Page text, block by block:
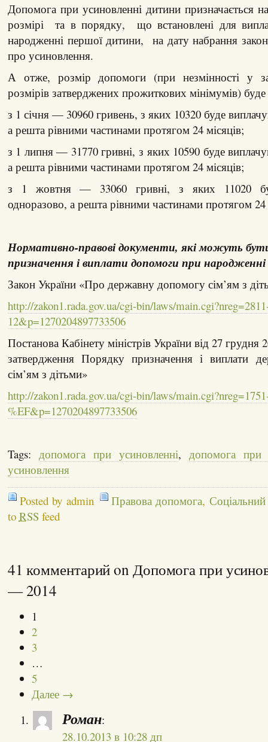
Допомога при усиновленні дитини
розмірі та в порядку, що встановлені для
народженні першої дитини, на дату набрання
про усиновлення.
А отже, розмір допомоги (при незмінності у
розмірів затверджених прожиткових мінімумів) буде
з 1 січня — 30960 гривень, з яких 10320 буде
а решта рівними частинами протягом 24 місяців;
з 1 липня — 31770 гривні, з яких 10590 буде
а решта рівними частинами протягом 24 місяців;
з 1 жовтня — 33060 гривні, з яких 11020
одноразово, а решта рівними частинами протягом 24
Нормативно-правові документи, які можуть
призначення і виплати допомоги при народженні
Закон України «Про державну допомогу сім’ям з
http://zakon1.rada.gov.ua/cgi-bin/laws/
12&p=1270204897733506
Постанова Кабінету міністрів України від 27
затвердження Порядку призначення і виплати
сім’ям з дітьми»
http://zakon1.rada.gov.ua/cgi-bin/laws/
%EF&p=1270204897733506
Tags: допомога при усиновленні, допомога при
усиновлення
Posted by admin Правова допомога, Соціальний
to RSSfeed
41 комментарий on Допомога при
— 2014
1
2
3
…
5
Далее →
Роман:
28.10.2013 в 10:28 дп